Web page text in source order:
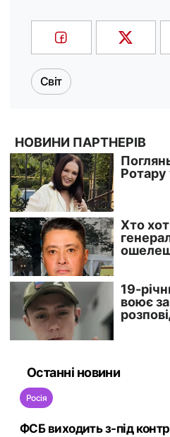
Світ
Останні новини
Росія
ФСБ виходить з-під